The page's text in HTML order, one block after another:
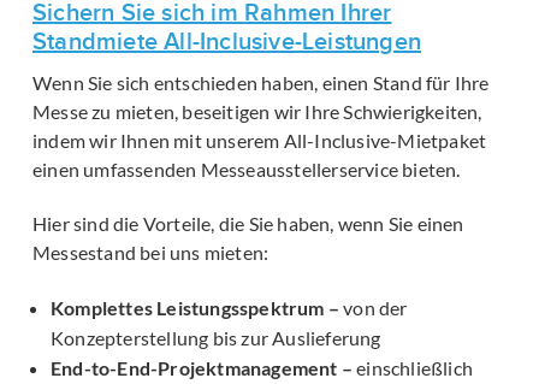
Sichern Sie sich im Rahmen Ihrer
Standmiete All-Inclusive-Leistungen
Wenn Sie sich entschieden haben, einen Stand für Ihre
Messe zu mieten, beseitigen wir Ihre Schwierigkeiten,
indem wir Ihnen mit unserem All-Inclusive-Mietpaket
einen umfassenden Messeausstellerservice bieten.
Hier sind die Vorteile, die Sie haben, wenn Sie einen
Messestand bei uns mieten:
Komplettes Leistungsspektrum – von der
Konzepterstellung bis zur Auslieferung
End-to-End-Projektmanagement – einschließlich